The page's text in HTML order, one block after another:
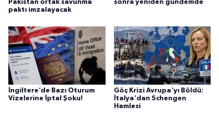
Pakistan ortak savunma
paktı imzalayacak
sonra yeniden gündemde
İngiltere’de Bazı Oturum
Vizelerine İptal Şoku!
Göç Krizi Avrupa'yı Böldü:
İtalya'dan Schengen
Hamlesi